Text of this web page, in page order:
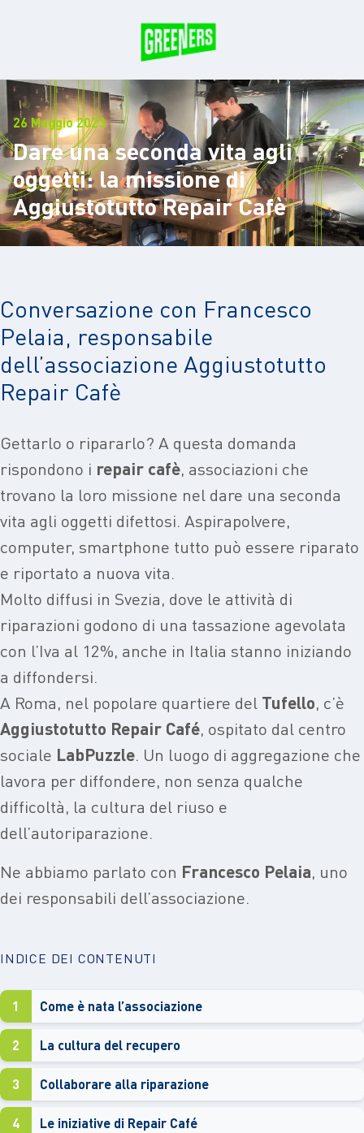
26 Maggio 2023
Dare una seconda vita agli
oggetti: la missione di
Aggiustotutto Repair Cafè
Conversazione con Francesco
Pelaia, responsabile
dell’associazione Aggiustotutto
Repair Cafè
Gettarlo o ripararlo? A questa domanda
rispondono i repair cafè, associazioni che
trovano la loro missione nel dare una seconda
vita agli oggetti difettosi. Aspirapolvere,
computer, smartphone tutto può essere riparato
e riportato a nuova vita.
Molto diffusi in Svezia, dove le attività di
riparazioni godono di una tassazione agevolata
con l’Iva al 12%, anche in Italia stanno iniziando
a diffondersi.
A Roma, nel popolare quartiere del Tufello, c’è
Aggiustotutto Repair Café, ospitato dal centro
sociale LabPuzzle. Un luogo di aggregazione che
lavora per diffondere, non senza qualche
difficoltà, la cultura del riuso e
dell’autoriparazione.
Ne abbiamo parlato con Francesco Pelaia, uno
dei responsabili dell’associazione.
INDICE DEI CONTENUTI
1 Come è nata l’associazione
2 La cultura del recupero
3 Collaborare alla riparazione
4 Le iniziative di Repair Café